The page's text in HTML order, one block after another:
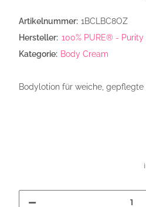
Artikelnummer: 1BCLBC8OZ
Hersteller: 100% PURE® - Purity
Kategorie: Body Cream
Bodylotion für weiche,